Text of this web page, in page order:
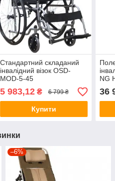
Стандартний складаний
інвалідний візок OSD-
MOD-5-45
5 983,12₴ 6 799 ₴
Купити
NG
36
–6%